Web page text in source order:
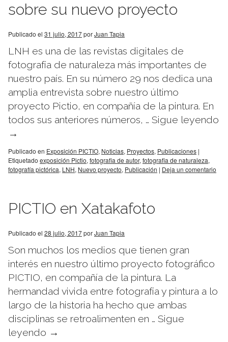
sobre su nuevo proyecto
Publicado el 31 julio, 2017porJuan Tapia
LNH es una de las revistas digitales de
fotografía de naturaleza más importantes de
nuestro país. En su número 29 nos dedica una
amplia entrevista sobre nuestro último
proyecto Pictio, en compañía de la pintura. En
todos sus anteriores números, … Sigue leyendo
→
Publicado en Exposición PICTIO, Noticias, Proyectos, Publicaciones |
Etiquetado exposición Pictio, fotografia de autor, fotografia de naturaleza,
fotografía pictórica, LNH, Nuevo proyecto, Publicación | Deja un comentario
PICTIO en Xatakafoto
Publicado el 28 julio, 2017porJuan Tapia
Son muchos los medios que tienen gran
interés en nuestro último proyecto fotográfico
PICTIO, en compañía de la pintura. La
hermandad vivida entre fotografía y pintura a lo
largo de la historia ha hecho que ambas
disciplinas se retroalimenten en … Sigue
leyendo →